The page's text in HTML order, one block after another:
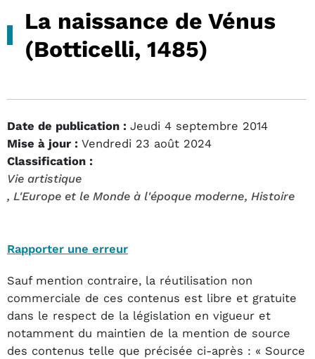
La naissance de Vénus
(Botticelli, 1485)
Date de publication : Jeudi 4 septembre 2014
Mise à jour : Vendredi 23 août 2024
Classification :
Vie artistique
, L'Europe et le Monde à l'époque moderne, Histoire
Rapporter une erreur
Sauf mention contraire, la réutilisation non
commerciale de ces contenus est libre et gratuite
dans le respect de la législation en vigueur et
notamment du maintien de la mention de source
des contenus telle que précisée ci-après : « Source